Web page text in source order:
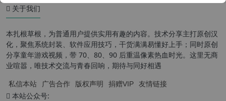
关于我们
本扎根草根，为普通用户提供实用有趣的内容。技术分享主打原创汉
化，聚焦系统封装、软件应用技巧，干货满满易懂好上手；同时原创
分享童年游戏视频，带 70、80、90 后重温像素热血时光。这里无商
业喧嚣，唯技术交流与青春回响，期待与同好相遇
私信本站 广告合作 版权声明 捐赠VIP 友情链接
本站公众号: